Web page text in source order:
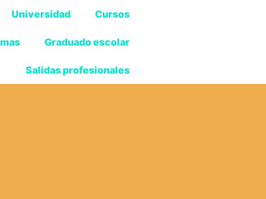
Universidad Cursos
Graduado escolar
Salidas profesionales